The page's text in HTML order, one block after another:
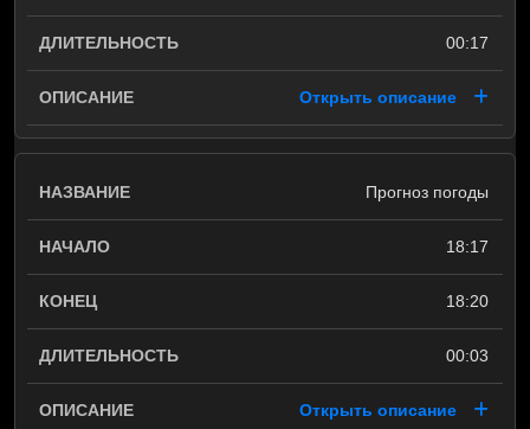
00:17
Открыть описание
Прогноз погоды
18:17
18:20
00:03
Открыть описание